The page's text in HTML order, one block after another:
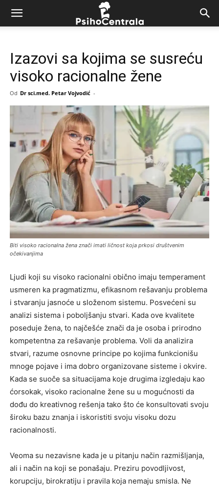
Izazovi sa kojima se susreću
visoko racionalne žene
Od Dr sci.med. Petar Vojvodić -
Biti visoko racionalna žena znači imati ličnost koja prkosi društvenim
očekivanjima
Ljudi koji su visoko racionalni obično imaju temperament
usmeren ka pragmatizmu, efikasnom rešavanju problema
i stvaranju jasnoće u složenom sistemu. Posvećeni su
analizi sistema i poboljšanju stvari. Kada ove kvalitete
poseduje žena, to najčešće znači da je osoba i prirodno
kompetentna za rešavanje problema. Voli da analizira
stvari, razume osnovne principe po kojima funkcionišu
mnoge pojave i ima dobro organizovane sisteme i okvire.
Kada se suoče sa situacijama koje drugima izgledaju kao
ćorsokak, visoko racionalne žene su u mogućnosti da
dođu do kreativnog rešenja tako što će konsultovati svoju
široku bazu znanja i iskoristiti svoju visoku dozu
racionalnosti.
Veoma su nezavisne kada je u pitanju način razmišljanja,
ali i način na koji se ponašaju. Preziru povodljivost,
korupciju, birokratiju i pravila koja nemaju smisla. Ne